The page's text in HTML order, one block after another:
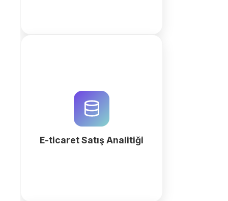
E-ticaret Satış Analitiği
destekli analitik araçlarıyla satış
performansınızı, stok devir hızınızı
ve ROAS oranlarınızı optimize